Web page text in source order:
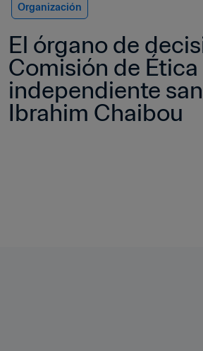
Organización
El órgano de
Comisión de Ética
independiente
Ibrahim Chaibou